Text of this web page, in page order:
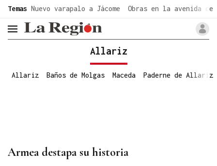
Temas Nuevo varapalo a Jácome Obras en la avenida de
header.menu.open
Allariz
Allariz Baños de Molgas Maceda Paderne de Allariz
Armea destapa su historia